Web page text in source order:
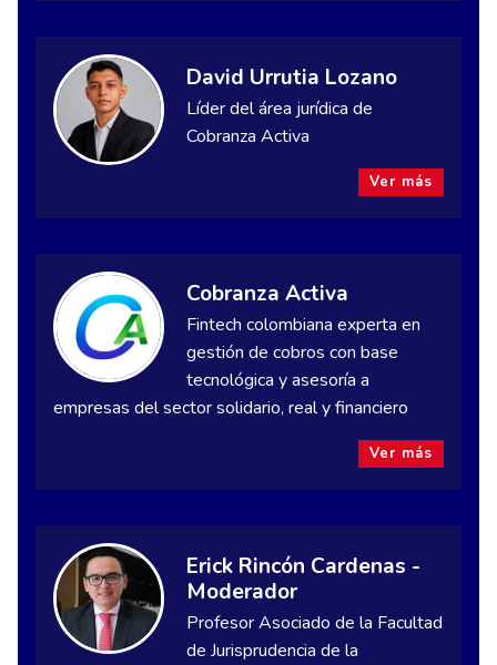
David Urrutia Lozano
Líder del área jurídica de
Cobranza Activa
Ver más
Cobranza Activa
Fintech colombiana experta en
gestión de cobros con base
tecnológica y asesoría a
empresas del sector solidario, real y financiero
Ver más
Erick Rincón Cardenas -
Moderador
Profesor Asociado de la Facultad
de Jurisprudencia de la